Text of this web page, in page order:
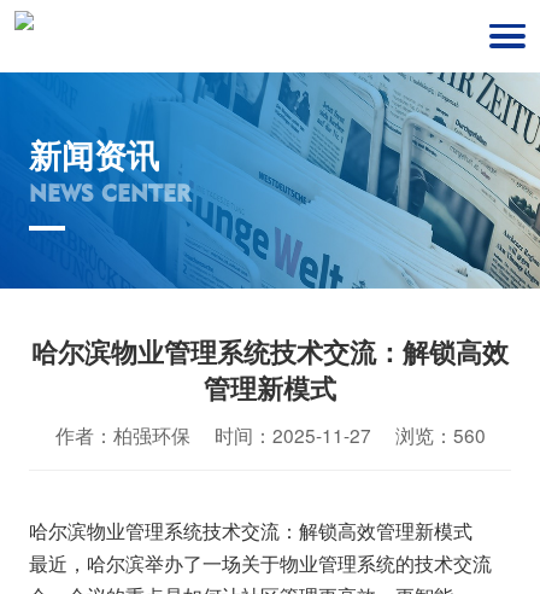
新闻资讯
NEWS CENTER
哈尔滨物业管理系统技术交流：解锁高效
管理新模式
作者：柏强环保 时间：2025-11-27 浏览：560
哈尔滨物业管理系统技术交流：解锁高效管理新模式
最近，哈尔滨举办了一场关于物业管理系统的技术交流